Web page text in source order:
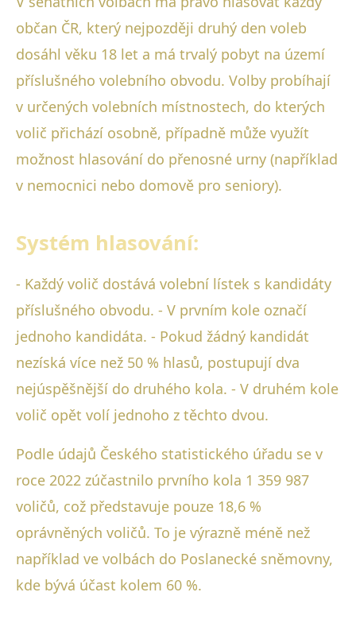
občan ČR, který nejpozději druhý den voleb
dosáhl věku 18 let a má trvalý pobyt na území
příslušného volebního obvodu. Volby probíhají
v určených volebních místnostech, do kterých
volič přichází osobně, případně může využít
možnost hlasování do přenosné urny (například
v nemocnici nebo domově pro seniory).
Systém hlasování:
- Každý volič dostává volební lístek s kandidáty
příslušného obvodu. - V prvním kole označí
jednoho kandidáta. - Pokud žádný kandidát
nezíská více než 50 % hlasů, postupují dva
nejúspěšnější do druhého kola. - V druhém kole
volič opět volí jednoho z těchto dvou.
Podle údajů Českého statistického úřadu se v
roce 2022 zúčastnilo prvního kola 1 359 987
voličů, což představuje pouze 18,6 %
oprávněných voličů. To je výrazně méně než
například ve volbách do Poslanecké sněmovny,
kde bývá účast kolem 60 %.